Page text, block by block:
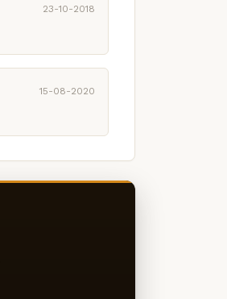
23-10-2018
15-08-2020